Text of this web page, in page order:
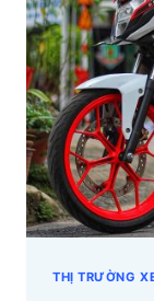
THỊ TRƯỜNG